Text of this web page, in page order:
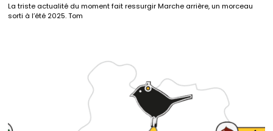
La triste actualité du moment fait ressurgir Marche arrière, un morceau
sorti à l’été 2025. Tom